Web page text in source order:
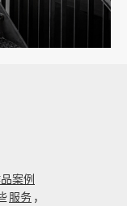
案例
服务 ，